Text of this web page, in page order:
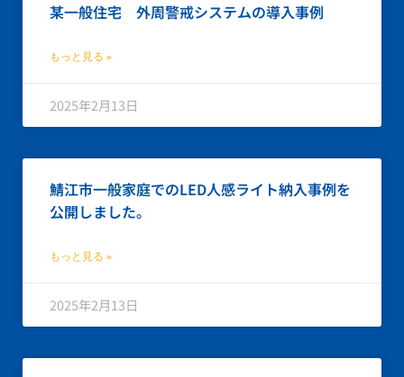
某一般住宅 外周警戒システムの導入事例
もっと見る »
2025年2月13日
鯖江市一般家庭でのLED人感ライト納入事例を
公開しました。
もっと見る »
2025年2月13日